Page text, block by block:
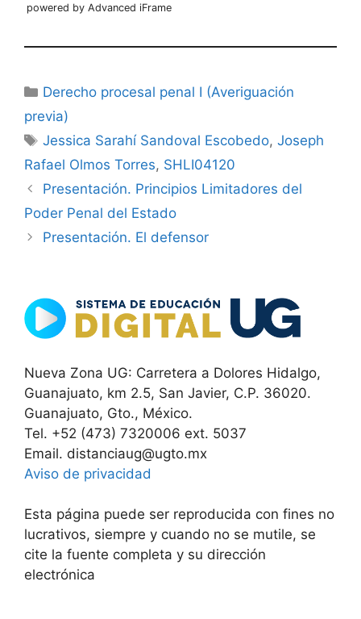
powered by Advanced iFrame
Categorías
Derecho procesal penal I (Averiguación
previa)
Etiquetas
Jessica Sarahí Sandoval Escobedo,Joseph
Rafael Olmos Torres, SHLI04120
Presentación. Principios Limitadores del
Poder Penal del Estado
Presentación. El defensor
Nueva Zona UG: Carretera a Dolores Hidalgo,
Guanajuato, km 2.5, San Javier, C.P. 36020.
Guanajuato, Gto., México.
Tel. +52 (473) 7320006 ext. 5037
Email. distanciaug@ugto.mx
Aviso de privacidad
Esta página puede ser reproducida con fines no
lucrativos, siempre y cuando no se mutile, se
cite la fuente completa y su dirección
electrónica